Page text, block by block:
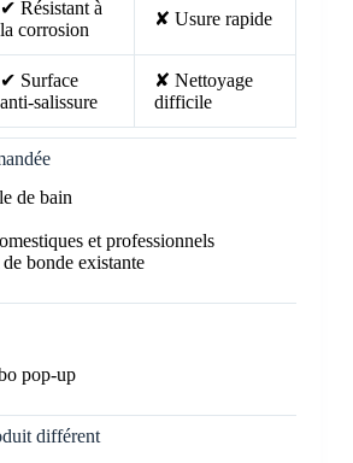
✔ Résistant à
la corrosion
✘ Usure rapide
✔ Surface
anti-salissure
✘ Nettoyage
difficile
de bain
et professionnels
bonde existante
pop-up
différent